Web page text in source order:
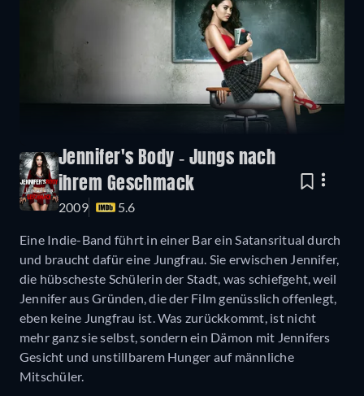
Jennifer's Body - Jungs nach
ihrem Geschmack
2009 5.6
Eine Indie-Band führt in einer Bar ein Satansritual durch
und braucht dafür eine Jungfrau. Sie erwischen Jennifer,
die hübscheste Schülerin der Stadt, was schiefgeht, weil
Jennifer aus Gründen, die der Film genüsslich offenlegt,
eben keine Jungfrau ist. Was zurückkommt, ist nicht
mehr ganz sie selbst, sondern ein Dämon mit Jennifers
Gesicht und unstillbarem Hunger auf männliche
Mitschüler.